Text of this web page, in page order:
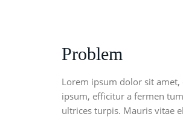
Problem
Lorem ipsum dolor sit amet,
ipsum, efficitur a fermen
ultrices turpis. Mauris vitae